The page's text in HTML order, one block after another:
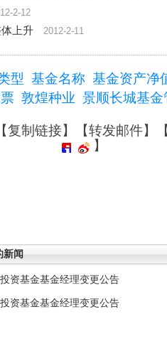
2-12
上升 2012-2-11
型 基金名称 基金资产净
敦煌种业 景顺长城基
复制链接】【转发邮件】
】
新闻
资基金基金经理变更公告
资基金基金经理变更公告